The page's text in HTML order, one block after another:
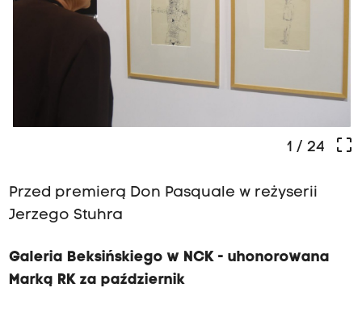
crop_free
1 / 24
Przed premierą Don Pasquale w reżyserii
Jerzego Stuhra
Galeria Beksińskiego w NCK - uhonorowana
Marką RK za październik